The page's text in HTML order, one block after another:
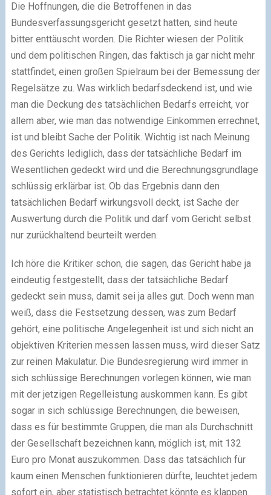
Die Hoffnungen, die die Betroffenen in das
Bundesverfassungsgericht gesetzt hatten, sind heute
bitter enttäuscht worden. Die Richter wiesen der Politik
und dem politischen Ringen, das faktisch ja gar nicht mehr
stattfindet, einen großen Spielraum bei der Bemessung der
Regelsätze zu. Was wirklich bedarfsdeckend ist, und wie
man die Deckung des tatsächlichen Bedarfs erreicht, vor
allem aber, wie man das notwendige Einkommen errechnet,
ist und bleibt Sache der Politik. Wichtig ist nach Meinung
des Gerichts lediglich, dass der tatsächliche Bedarf im
Wesentlichen gedeckt wird und die Berechnungsgrundlage
schlüssig erklärbar ist. Ob das Ergebnis dann den
tatsächlichen Bedarf wirkungsvoll deckt, ist Sache der
Auswertung durch die Politik und darf vom Gericht selbst
nur zurückhaltend beurteilt werden.
Ich höre die Kritiker schon, die sagen, das Gericht habe ja
eindeutig festgestellt, dass der tatsächliche Bedarf
gedeckt sein muss, damit sei ja alles gut. Doch wenn man
weiß, dass die Festsetzung dessen, was zum Bedarf
gehört, eine politische Angelegenheit ist und sich nicht an
objektiven Kriterien messen lassen muss, wird dieser Satz
zur reinen Makulatur. Die Bundesregierung wird immer in
sich schlüssige Berechnungen vorlegen können, wie man
mit der jetzigen Regelleistung auskommen kann. Es gibt
sogar in sich schlüssige Berechnungen, die beweisen,
dass es für bestimmte Gruppen, die man als Durchschnitt
der Gesellschaft bezeichnen kann, möglich ist, mit 132
Euro pro Monat auszukommen. Dass das tatsächlich für
kaum einen Menschen funktionieren dürfte, leuchtet jedem
sofort ein, aber statistisch betrachtet könnte es klappen.